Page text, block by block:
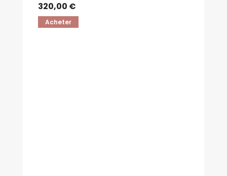
320,00 €
Acheter